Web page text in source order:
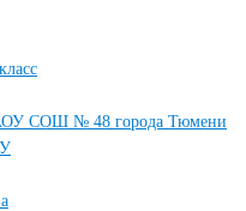
СОШ № 48 города Тюмени